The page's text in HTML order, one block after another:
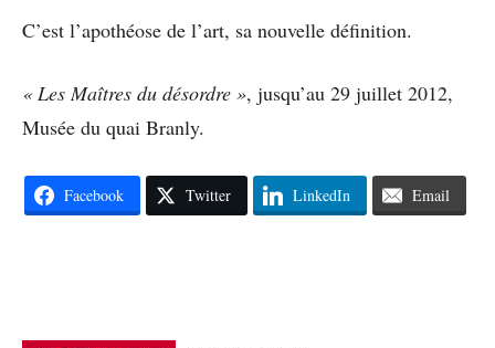
C’est l’apothéose de l’art, sa nouvelle définition.
« Les Maîtres du désordre », jusqu’au 29 juillet 2012,
Musée du quai Branly.
Facebook Twitter LinkedIn Email